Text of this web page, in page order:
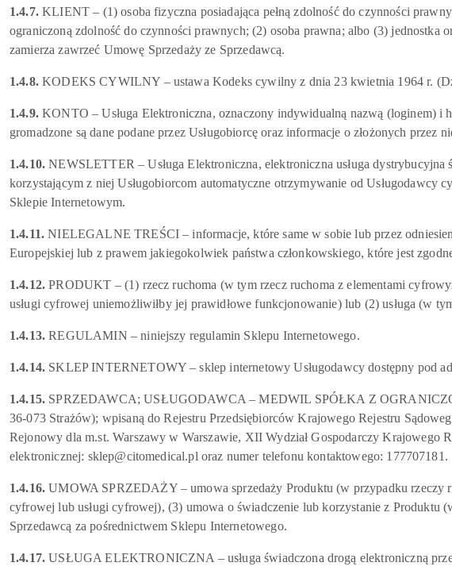
1.4.7.KLIENT – (1) osoba fizyczna posiadająca pełną zdolność do czynności
ograniczoną zdolność do czynności prawnych; (2) osoba prawna; albo (3) jednostka
zamierza zawrzeć Umowę Sprzedaży ze Sprzedawcą.
1.4.8.KODEKS CYWILNY – ustawa Kodeks cywilny z dnia 23 kwietnia 1964 r.
1.4.9.KONTO – Usługa Elektroniczna, oznaczony indywidualną nazwą (loginem) i
gromadzone są dane podane przez Usługobiorcę oraz informacje o złożonych przez
1.4.10. NEWSLETTER – Usługa Elektroniczna, elektroniczna usługa
korzystającym z niej Usługobiorcom automatyczne otrzymywanie od
Sklepie Internetowym.
1.4.11. NIELEGALNE TREŚCI – informacje, które same w sobie lub przez
Europejskiej lub z prawem jakiegokolwiek państwa członkowskiego, które jest
1.4.12. PRODUKT – (1) rzecz ruchoma (w tym rzecz ruchoma z elementami
usługi cyfrowej uniemożliwiłby jej prawidłowe funkcjonowanie) lub (2) usługa (w
1.4.13. REGULAMIN – niniejszy regulamin Sklepu Internetowego.
1.4.14. SKLEP INTERNETOWY – sklep internetowy Usługodawcy dostępny pod
1.4.15. SPRZEDAWCA; USŁUGODAWCA – MEDWIL SPÓŁKA Z
36-073 Strażów); wpisaną do Rejestru Przedsiębiorców Krajowego Rejestru
Rejonowy dla m.st. Warszawy w Warszawie, XII Wydział Gospodarczy Krajowego
elektronicznej: sklep@citomedical.pl oraz numer telefonu kontaktowego: 177707181.
1.4.16. UMOWA SPRZEDAŻY – umowa sprzedaży Produktu (w przypadku rzeczy
cyfrowej lub usługi cyfrowej), (3) umowa o świadczenie lub korzystanie z Produktu
Sprzedawcą za pośrednictwem Sklepu Internetowego.
1.4.17. USŁUGA ELEKTRONICZNA – usługa świadczona drogą elektroniczną